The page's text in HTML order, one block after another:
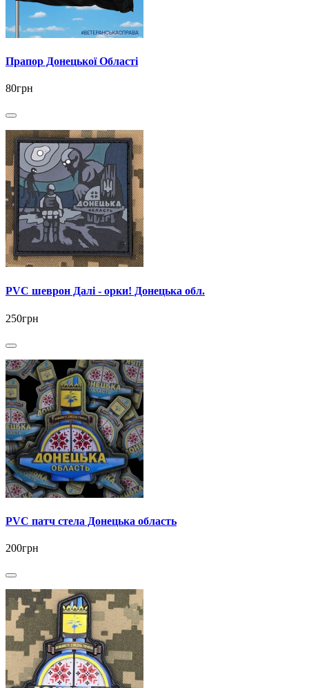
Прапор Донецької Області
80грн
PVC шеврон Далі - орки! Донецька обл.
250грн
PVC патч стела Донецька область
200грн